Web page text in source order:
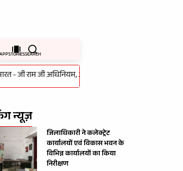
STORIESSEARCH
राम जी अधिनियम, 2025 के लागू होने के पर गांधी सभागार में
न्यूज़
जिलाधिकारी ने कलेक्ट्रेट
कार्यालयों एवं विकास भवन के
विभिन्न कार्यालयों का किया
निरीक्षण